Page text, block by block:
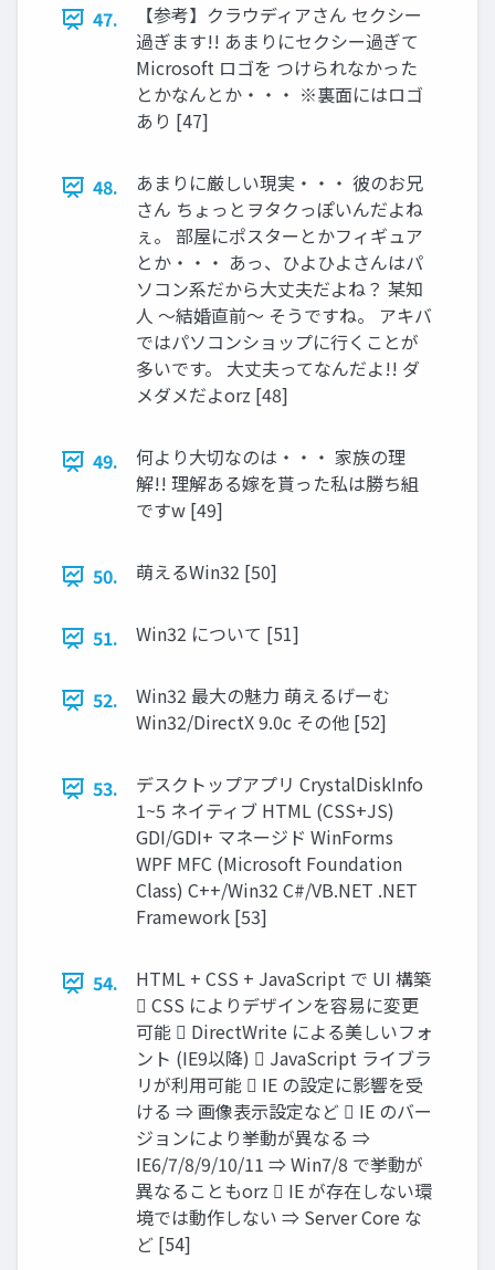
47.
【参考】クラウディアさん セクシー
過ぎます!! あまりにセクシー過ぎて
Microsoft ロゴを つけられなかった
とかなんとか・・・ ※裏面にはロゴ
あり [47]
48.
あまりに厳しい現実・・・ 彼のお兄
さん ちょっとヲタクっぽいんだよね
ぇ。 部屋にポスターとかフィギュア
とか・・・ あっ、ひよひよさんはパ
ソコン系だから大丈夫だよね？ 某知
人 ～結婚直前～ そうですね。 アキバ
ではパソコンショップに行くことが
多いです。 大丈夫ってなんだよ!! ダ
メダメだよorz [48]
49.
何より大切なのは・・・ 家族の理
解!! 理解ある嫁を貰った私は勝ち組
ですw [49]
50. 萌えるWin32 [50]
51. Win32 について [51]
52.
Win32 最大の魅力 萌えるげーむ
Win32/DirectX 9.0c その他 [52]
53.
デスクトップアプリ CrystalDiskInfo
1~5 ネイティブ HTML (CSS+JS)
GDI/GDI+ マネージド WinForms
WPF MFC (Microsoft Foundation
Class) C++/Win32 C#/VB.NET .NET
Framework [53]
54.
HTML + CSS + JavaScript で UI 構築
 CSS によりデザインを容易に変更
可能  DirectWrite による美しいフォ
ント (IE9以降)  JavaScript ライブラ
リが利用可能  IE の設定に影響を受
ける ⇒ 画像表示設定など  IE のバー
ジョンにより挙動が異なる ⇒
IE6/7/8/9/10/11 ⇒ Win7/8 で挙動が
異なることもorz  IE が存在しない環
境では動作しない ⇒ Server Core な
ど [54]